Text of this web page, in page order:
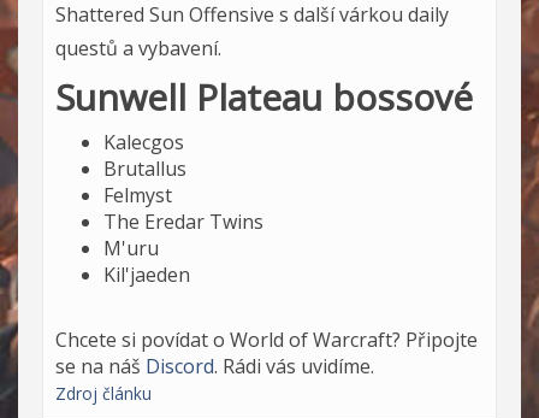
Shattered Sun Offensive s další várkou daily
questů a vybavení.
Sunwell Plateau bossové
Kalecgos
Brutallus
Felmyst
The Eredar Twins
M'uru
Kil'jaeden
Chcete si povídat o World of Warcraft? Připojte
se na náš Discord. Rádi vás uvidíme.
Zdroj článku